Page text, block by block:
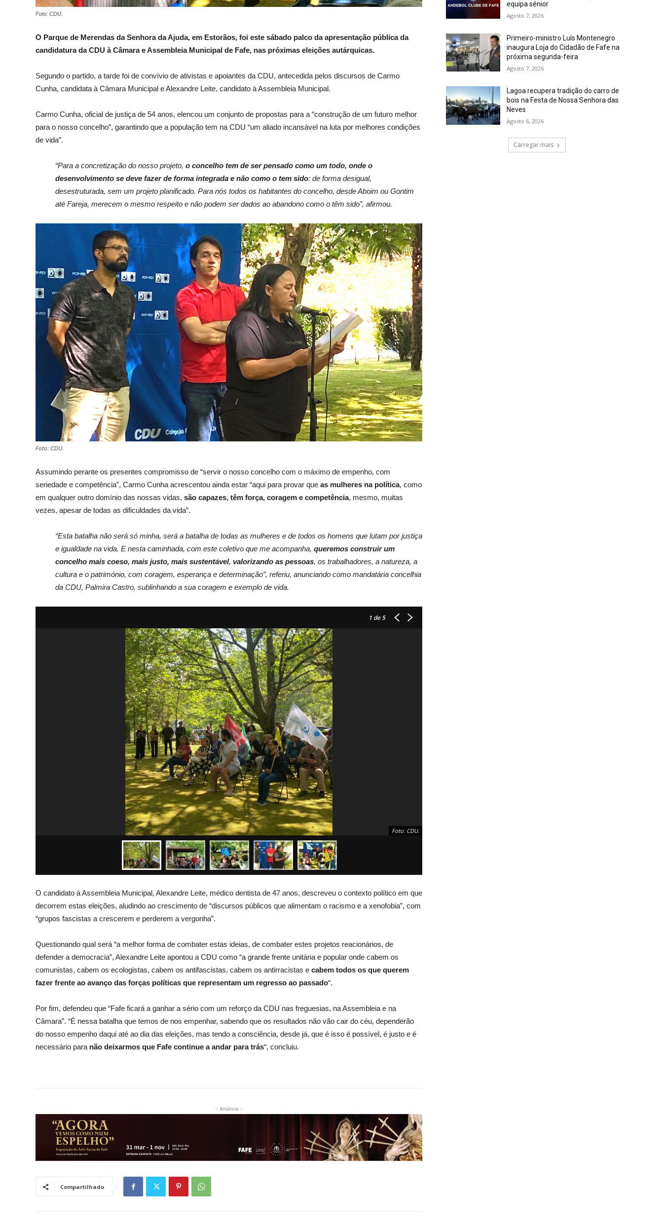
Foto: CDU.
O Parque de Merendas da Senhora da Ajuda, em Estorãos, foi este sábado palco da apresentação pública da
candidatura da CDU à Câmara e Assembleia Municipal de Fafe, nas próximas eleições autárquicas.
Segundo o partido, a tarde foi de convívio de ativistas e apoiantes da CDU, antecedida pelos discursos de Carmo
Cunha, candidata à Câmara Municipal e Alexandre Leite, candidato à Assembleia Municipal.
Carmo Cunha, oficial de justiça de 54 anos, elencou um conjunto de propostas para a “construção de um futuro melhor
para o nosso concelho”, garantindo que a população tem na CDU “um aliado incansável na luta por melhores condições
de vida”.
“Para a concretização do nosso projeto, o concelho tem de ser pensado como um todo, onde o
desenvolvimento se deve fazer de forma integrada e não como o tem sido: de forma desigual,
desestruturada, sem um projeto planificado. Para nós todos os habitantes do concelho, desde Aboim ou Gontim
até Fareja, merecem o mesmo respeito e não podem ser dados ao abandono como o têm sido”, afirmou.
Foto: CDU.
Assumindo perante os presentes compromisso de “servir o nosso concelho com o máximo de empenho, com
seriedade e competência”, Carmo Cunha acrescentou ainda estar “aqui para provar que as mulheres na política, como
em qualquer outro domínio das nossas vidas, são capazes, têm força, coragem e competência, mesmo, muitas
vezes, apesar de todas as dificuldades da vida”.
“Esta batalha não será só minha, será a batalha de todas as mulheres e de todos os homens que lutam por justiça
e igualdade na vida. E nesta caminhada, com este coletivo que me acompanha, queremos construir um
concelho mais coeso, mais justo, mais sustentável, valorizando as pessoas, os trabalhadores, a natureza, a
cultura e o património, com coragem, esperança e determinação”, referiu, anunciando como mandatária concelhia
da CDU, Palmira Castro, sublinhando a sua coragem e exemplo de vida.
1 de 5
Foto: CDU.
O candidato à Assembleia Municipal, Alexandre Leite, médico dentista de 47 anos, descreveu o contexto político em que
decorrem estas eleições, aludindo ao crescimento de “discursos públicos que alimentam o racismo e a xenofobia”, com
“grupos fascistas a crescerem e perderem a vergonha”.
Questionando qual será “a melhor forma de combater estas ideias, de combater estes projetos reacionários, de
defender a democracia”, Alexandre Leite apontou a CDU como “a grande frente unitária e popular onde cabem os
comunistas, cabem os ecologistas, cabem os antifascistas, cabem os antirracistas e cabem todos os que querem
fazer frente ao avanço das forças políticas que representam um regresso ao passado“.
Por fim, defendeu que “Fafe ficará a ganhar a sério com um reforço da CDU nas freguesias, na Assembleia e na
Câmara”. “É nessa batalha que temos de nos empenhar, sabendo que os resultados não vão cair do céu, dependerão
do nosso empenho daqui até ao dia das eleições, mas tendo a consciência, desde já, que é isso é possível, é justo e é
necessário para não deixarmos que Fafe continue a andar para trás“, concluiu.
- Anúncio -
Compartilhado
equipa sénior
Agosto 7, 2026
Primeiro-ministro Luís Montenegro
inaugura Loja do Cidadão de Fafe na
próxima segunda-feira
Agosto 7, 2026
Lagoa recupera tradição do carro de
bois na Festa de Nossa Senhora das
Neves
Agosto 6, 2026
Carregar mais